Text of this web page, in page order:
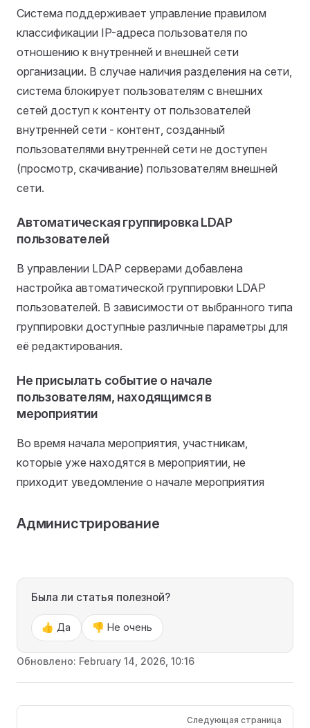
Система поддерживает управление правилом
классификации IP-адреса пользователя по
отношению к внутренней и внешней сети
организации. В случае наличия разделения на сети,
система блокирует пользователям с внешних
сетей доступ к контенту от пользователей
внутренней сети - контент, созданный
пользователями внутренней сети не доступен
(просмотр, скачивание) пользователям внешней
сети.
Автоматическая группировка LDAP
пользователей
В управлении LDAP серверами добавлена
настройка автоматической группировки LDAP
пользователей. В зависимости от выбранного типа
группировки доступные различные параметры для
её редактирования.
Не присылать событие о начале
пользователям, находящимся в
мероприятии
Во время начала мероприятия, участникам,
которые уже находятся в мероприятии, не
приходит уведомление о начале мероприятия
Администрирование
Была ли статья полезной?
👍 Да 👎 Не очень
Обновлено: February 14, 2026, 10:16
Pager
Следующая страница